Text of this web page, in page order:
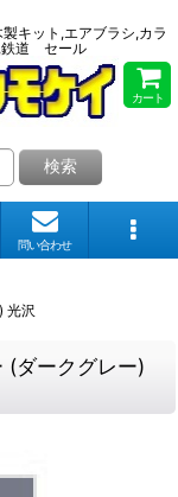
キット,エアブラシ,カラ
,鉄道 セール
カート
検索
問い合わせ
光沢
(ダークグレー)